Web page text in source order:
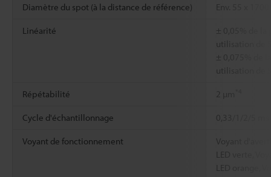
Diamètre du spot (à la distance de référence) Env. 55 x
Linéarité
± 0,05% de
utilisation de
± 0,075% de
utilisation de
Répétabilité 2 µm
Cycle d'échantillonnage 0,33/1/2/5
Voyant de fonctionnement
Voyant